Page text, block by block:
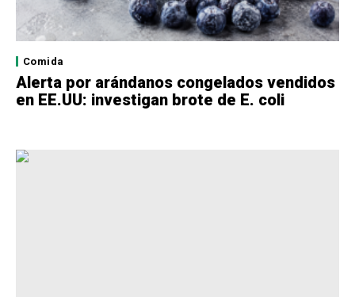
Comida
Alerta por arándanos congelados vendidos
en EE.UU: investigan brote de E. coli